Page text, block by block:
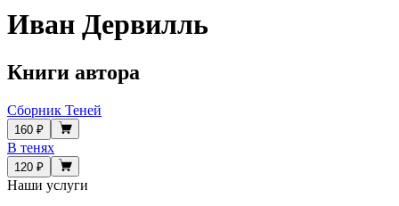
Иван Дервилль
Книги автора
Сборник Теней
160 ₽
В тенях
120 ₽
Наши услуги